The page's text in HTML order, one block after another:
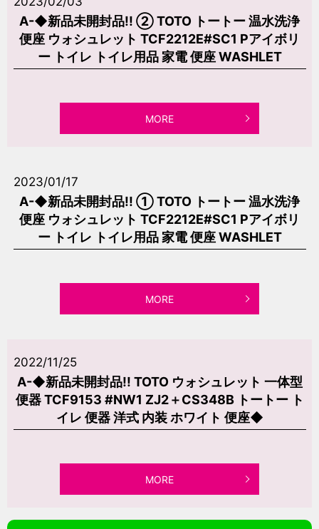
A-◆新品未開封品!! ② TOTO トートー 温水洗浄
便座 ウォシュレット TCF2212E#SC1 Pアイボリ
ー トイレ トイレ用品 家電 便座 WASHLET
MORE
2023/01/17
A-◆新品未開封品!! ① TOTO トートー 温水洗浄
便座 ウォシュレット TCF2212E#SC1 Pアイボリ
ー トイレ トイレ用品 家電 便座 WASHLET
MORE
2022/11/25
A-◆新品未開封品!! TOTO ウォシュレット 一体型
便器 TCF9153 #NW1 ZJ2＋CS348B トートー ト
イレ 便器 洋式 内装 ホワイト 便座◆
MORE